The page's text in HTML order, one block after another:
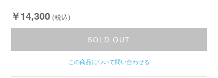
￥14,300 (税込)
SOLD OUT
この商品について問い合わせる